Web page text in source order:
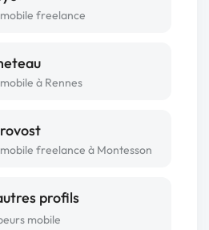
freelance
à Rennes
freelance à Montesson
profils
mobile